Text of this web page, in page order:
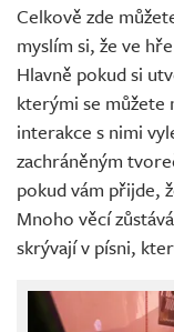
Celkově zde
myslím si, že ve
Hlavně pokud si
kterými se můžete
interakce s nimi
zachráněným
pokud vám přijde,
Mnoho věcí
skrývají v písni,